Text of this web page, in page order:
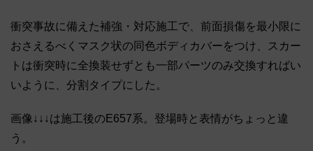
衝突事故に備えた補強・対応施工で、前面損傷を最小限に
おさえるべくマスク状の同色ボディカバーをつけ、スカー
トは衝突時に全換装せずとも一部パーツのみ交換すればい
いように、分割タイプにした。
画像↓↓↓は施工後のE657系。登場時と表情がちょっと違
う。